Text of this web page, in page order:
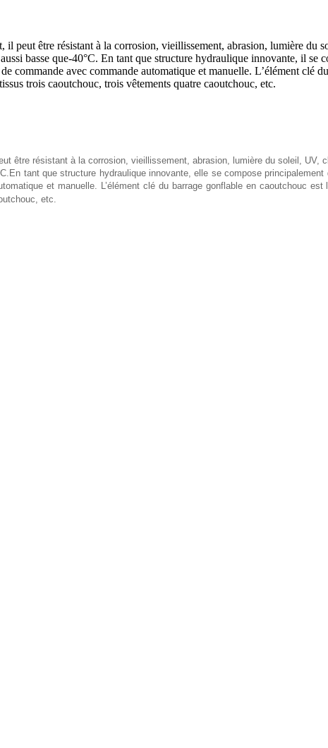
peut être résistant à la corrosion, vieillissement, abrasion, lumière du
basse que-40°C. En tant que structure hydraulique innovante, il se
commande avec commande automatique et manuelle. L’élément clé
trois caoutchouc, trois vêtements quatre caoutchouc, etc.
être résistant à la corrosion, vieillissement, abrasion, lumière du soleil, UV,
En tant que structure hydraulique innovante, elle se compose
et manuelle. L’élément clé du barrage gonflable en caoutchouc est
etc.